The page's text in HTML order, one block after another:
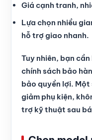
Giá cạnh tranh,
Lựa chọn nhiều
hỗ trợ giao nhanh.
Tuy nhiên, bạn
chính sách bảo
bảo quyền lợi.
giảm phụ kiện,
trợ kỹ thuật sau